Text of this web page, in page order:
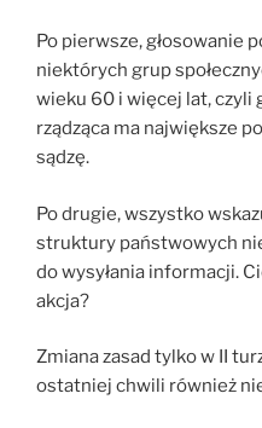
Po pierwsze, głosowanie
niektórych grup
wieku 60 i więcej lat, czyli
rządząca ma największe
sądzę.
Po drugie, wszystko
struktury państwowych
do wysyłania informacji.
akcja?
Zmiana zasad tylko w II
ostatniej chwili również